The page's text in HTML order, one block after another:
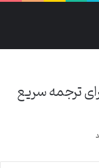
ترجمه سریع